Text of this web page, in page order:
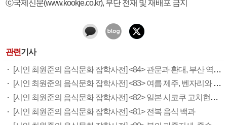
ⓒ국제신문(www.kookje.co.kr), 무단 전재 및 재배포 금지
관련기사
[시인 최원준의 음식문화 잡학사전] <84> 관문과 환대, 부산 역전 음식
[시인 최원준의 음식문화 잡학사전] <83> 여름 제주, 벤자리와 독가시치
[시인 최원준의 음식문화 잡학사전] <82> 일본 시코쿠 고치현의 가쓰오 음식
[시인 최원준의 음식문화 잡학사전] <81> 전복 음식 백과